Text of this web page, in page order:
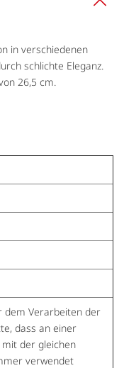
in verschiedenen
schlichte Eleganz.
26,5 cm.
dem Verarbeiten der
dass an einer
der gleichen
verwendet